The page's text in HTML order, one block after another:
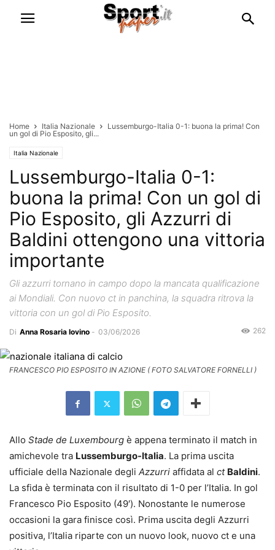
Home Italia Nazionale
Lussemburgo-Italia 0-1: buona la prima! Con
un gol di Pio Esposito, gli...
Italia Nazionale
Lussemburgo-Italia 0-1:
buona la prima! Con un gol di
Pio Esposito, gli Azzurri di
Baldini ottengono una vittoria
importante
Gli azzurri tornano in campo dopo la mancata qualificazione
ai Mondiali. Con nuovo ct in panchina, la squadra ritrova la
vittoria con un gol di Pio Esposito.
Di Anna Rosaria Iovino - 03/06/2026 262
FRANCESCO PIO ESPOSITO IN AZIONE ( FOTO SALVATORE FORNELLI )
Allo Stade de Luxembourg è appena terminato il match in
amichevole tra Lussemburgo-Italia. La prima uscita
ufficiale della Nazionale degli Azzurri affidata al ct Baldini.
La sfida è terminata con il risultato di 1-0 per l’Italia. In gol
Francesco Pio Esposito (49′). Nonostante le numerose
occasioni la gara finisce così. Prima uscita degli Azzurri
positiva, l’Italia riparte con un nuovo look, nuovo ct e una